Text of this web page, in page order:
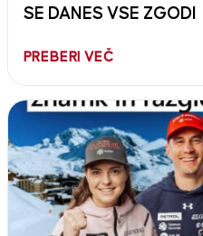
SE DANES VSE ZGODI
PREBERI VEČ